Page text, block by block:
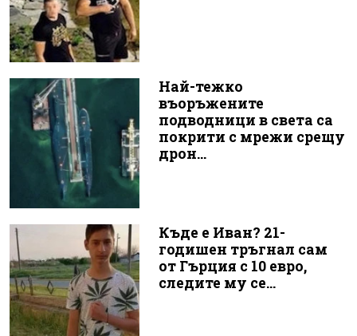
Най-тежко
въоръжените
подводници в света са
покрити с мрежи срещу
дрон...
Къде е Иван? 21-
годишен тръгнал сам
от Гърция с 10 евро,
следите му се...